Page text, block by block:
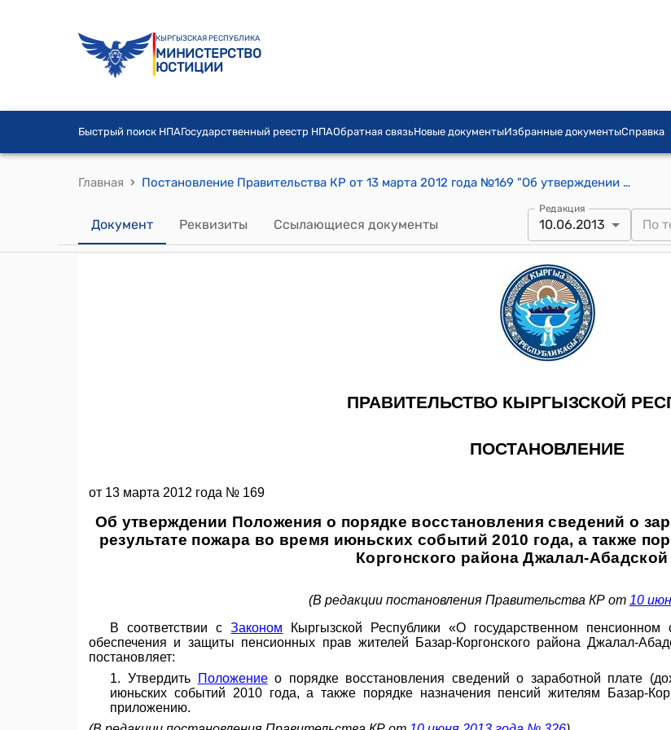
КЫРГЫЗСКАЯ РЕСПУБЛИКА
МИНИСТЕРСТВО
ЮСТИЦИИ
Быстрый поиск НПАГосударственный реестр НПАОбратная связьНовые документыИзбранные документыСправка
Главная › Постановление Правительства КР от 13 марта 2012 года №169 "Об утверждении Положения о порядке восстановления сведений о заработной плате (доходе), уничтоженных в результате пожара во время июньских событий 2010 года, для назначения пенсий жителям Базар-Коргонского района Джалал-Абадской области"
Документ Реквизиты Ссылающиеся документы
Редакция
10.06.2013